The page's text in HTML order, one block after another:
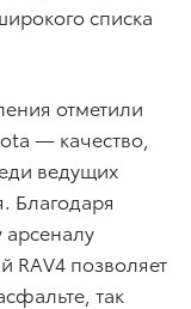
списка
отметили
— качество,
ведущих
Благодаря
позволяет
так